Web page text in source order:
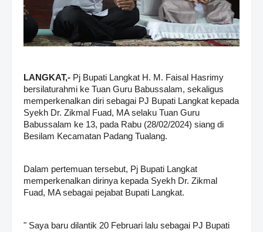
LANGKAT,- Pj Bupati Langkat H. M. Faisal Hasrimy
bersilaturahmi ke Tuan Guru Babussalam, sekaligus
memperkenalkan diri sebagai PJ Bupati Langkat kepada
Syekh Dr. Zikmal Fuad, MA selaku Tuan Guru
Babussalam ke 13, pada Rabu (28/02/2024) siang di
Besilam Kecamatan Padang Tualang.
Dalam pertemuan tersebut, Pj Bupati Langkat
memperkenalkan dirinya kepada Syekh Dr. Zikmal
Fuad, MA sebagai pejabat Bupati Langkat.
" Saya baru dilantik 20 Februari lalu sebagai PJ Bupati